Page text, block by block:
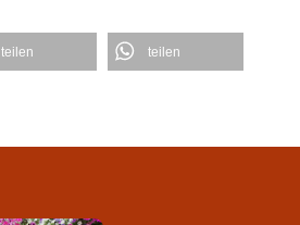
teilen teilen